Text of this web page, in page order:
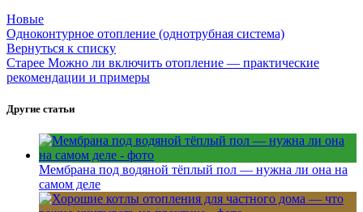
Новые
Одноконтурное отопление (однотрубная система)
Вернуться к списку
Старее Можно ли включить отопление — практические
рекомендации и примеры
Другие статьи
Мембрана под водяной тёплый пол — нужна ли она на
самом деле